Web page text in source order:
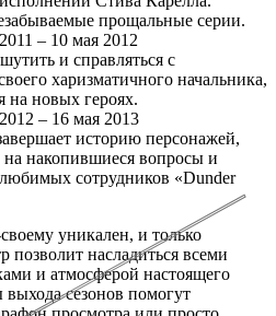
прощальные серии.
– 10 мая 2012
и справляться с
харизматичного начальника,
на новых героях.
– 16 мая 2013
историю персонажей,
на накопившиеся вопросы и
сотрудников «Dunder
уникален, и только
позволит насладиться всеми
и атмосферой настоящего
сезонов помогут